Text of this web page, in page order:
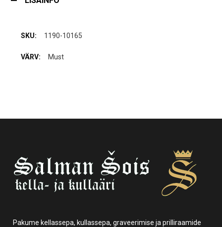
1190-10165
Must
Pakume kellassepa, kullassepa, graveerimise ja prilliraamide